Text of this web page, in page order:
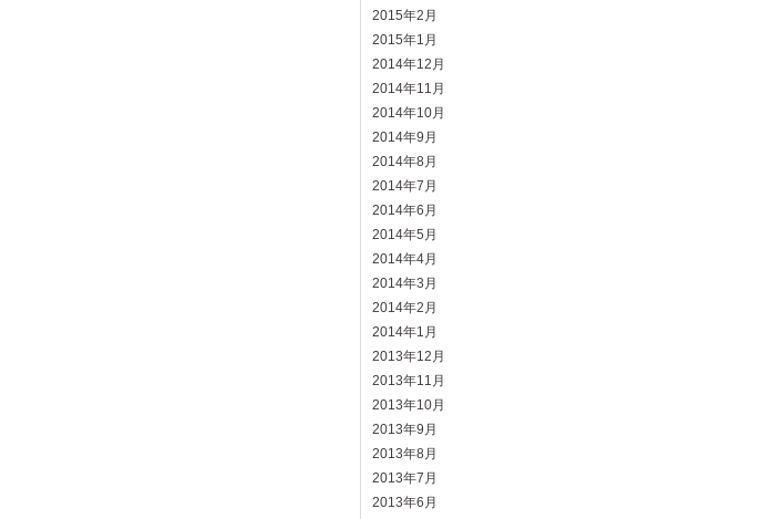
2015年2月
2015年1月
2014年12月
2014年11月
2014年10月
2014年9月
2014年8月
2014年7月
2014年6月
2014年5月
2014年4月
2014年3月
2014年2月
2014年1月
2013年12月
2013年11月
2013年10月
2013年9月
2013年8月
2013年7月
2013年6月